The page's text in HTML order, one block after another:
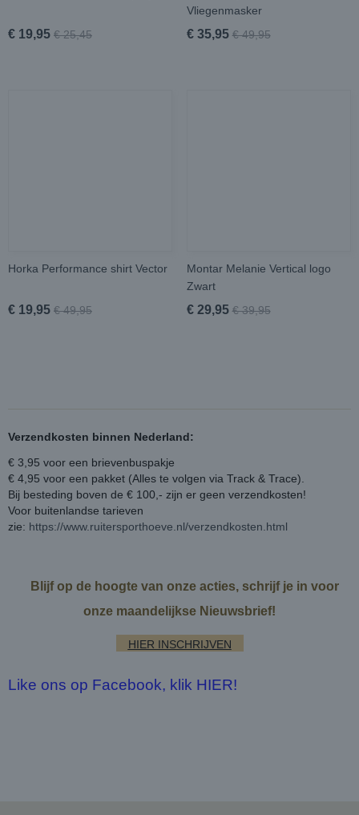
€ 19,95 € 25,45
Vliegenmasker
€ 35,95 € 49,95
Horka Performance shirt Vector
€ 19,95 € 49,95
Montar Melanie Vertical logo
Zwart
€ 29,95 € 39,95
Verzendkosten binnen Nederland:
€ 3,95 voor een brievenbuspakje
€ 4,95 voor een pakket (Alles te volgen via Track & Trace).
Bij besteding boven de € 100,- zijn er geen verzendkosten!
Voor buitenlandse tarieven
zie: https://www.ruitersporthoeve.nl/verzendkosten.html
Blijf op de hoogte van onze acties, schrijf je in voor
onze maandelijkse Nieuwsbrief!
HIER INSCHRIJVEN
Like ons op Facebook, klik HIER!